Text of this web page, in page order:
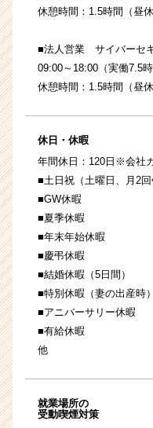
休憩時間：1.5時間（昼
■法人営業 サイバーセ
09:00～18:00（実働7.5時
休憩時間：1.5時間（昼
休日・休暇
年間休日：120日※会社
■土日祝（土曜日、月2回
■GW休暇
■夏季休暇
■年末年始休暇
■慶弔休暇
■結婚休暇（5日間）
■特別休暇（妻の出産時）
■アニバーサリー休暇
■有給休暇
他
就業場所の
受動喫煙対策